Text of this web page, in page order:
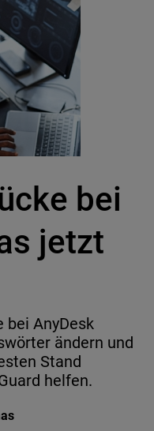
bei
jetzt
bei AnyDesk
ändern und
Stand
helfen.